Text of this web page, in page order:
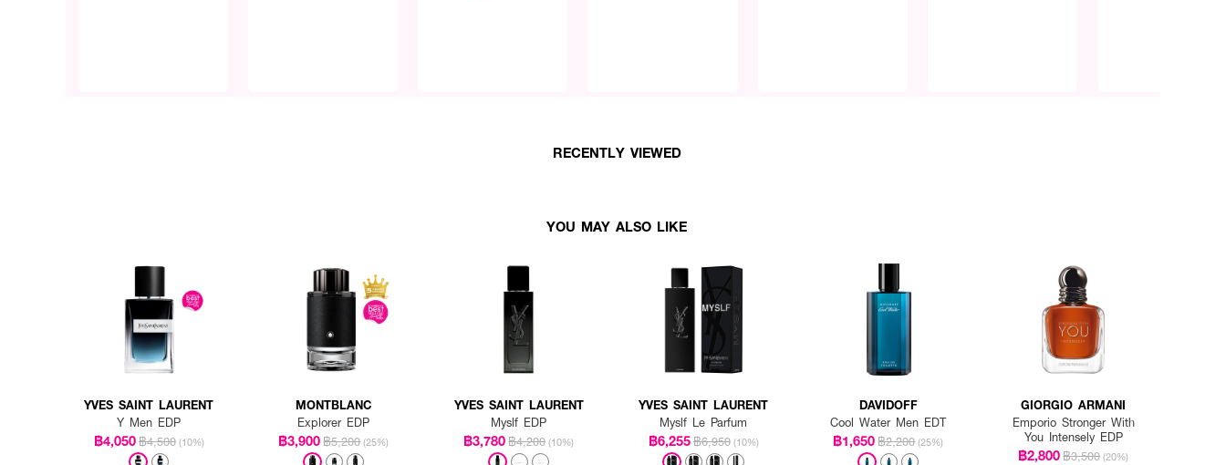
RECENTLY VIEWED
YOU MAY ALSO LIKE
YVES SAINT LAURENT
Y Men EDP
฿4,050฿4,500 (10%)
MONTBLANC
Explorer EDP
฿3,900฿5,200 (25%)
YVES SAINT LAURENT
Myslf EDP
฿3,780฿4,200 (10%)
YVES SAINT LAURENT
Myslf Le Parfum
฿6,255฿6,950 (10%)
DAVIDOFF
Cool Water Men EDT
฿1,650฿2,200 (25%)
GIORGIO ARMANI
Emporio Stronger With
You Intensely EDP
฿2,800฿3,500 (20%)